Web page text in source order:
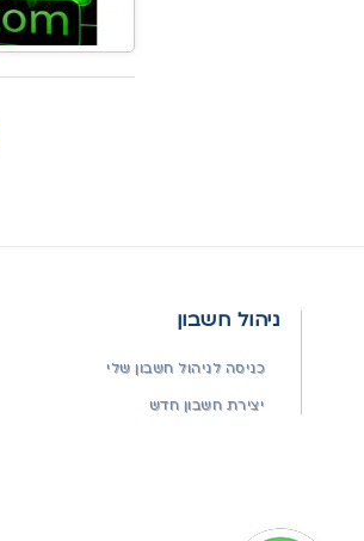
ניהול חשבון
כניסה לניהול חשבון שלי
יצירת חשבון חדש